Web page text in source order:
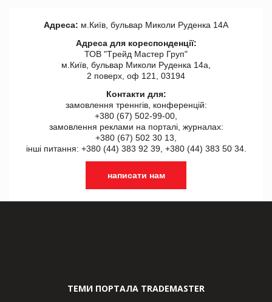
Адреса: м.Київ, бульвар Миколи Руденка 14А
Адреса для кореспонденції:
ТОВ "Tрейд Мастер Груп"
м.Київ, бульвар Миколи Руденка 14а,
2 поверх, оф 121, 03194
Контакти для:
замовлення треннгів, конференцій:
+380 (67) 502-99-00,
замовлення реклами на порталі, журналах:
+380 (67) 502 30 13,
інші питання: +380 (44) 383 92 39, +380 (44) 383 50 34.
написати нам
ТЕМИ ПОРТАЛА TRADEMASTER